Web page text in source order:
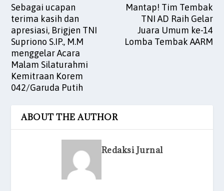
Sebagai ucapan
terima kasih dan
apresiasi, Brigjen TNI
Supriono S.IP., M.M
menggelar Acara
Malam Silaturahmi
Kemitraan Korem
042/Garuda Putih
Mantap! Tim Tembak
TNI AD Raih Gelar
Juara Umum ke-14
Lomba Tembak AARM
ABOUT THE AUTHOR
Redaksi Jurnal